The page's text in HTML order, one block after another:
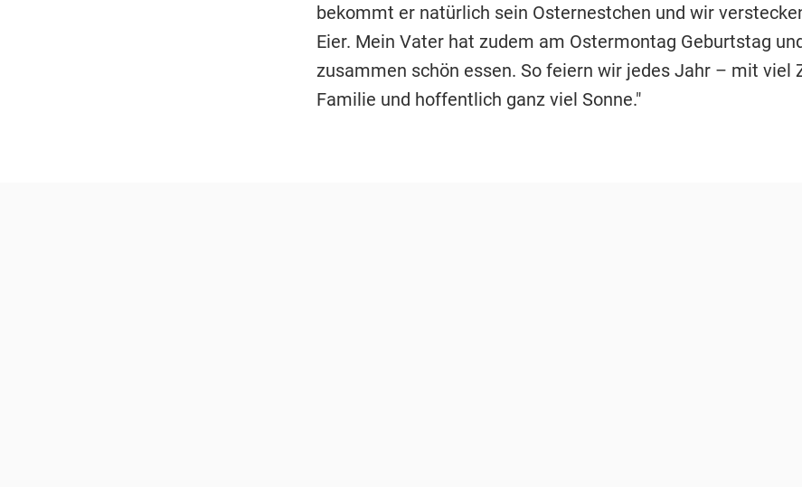
bekommt er natürlich sein Osternestchen und wir
Eier. Mein Vater hat zudem am Ostermontag Geburtstag
zusammen schön essen. So feiern wir jedes Jahr – mit viel
Familie und hoffentlich ganz viel Sonne."